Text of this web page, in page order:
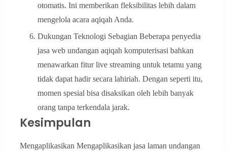
otomatis. Ini memberikan fleksibilitas lebih dalam
mengelola acara aqiqah Anda.
Dukungan Teknologi Sebagian Beberapa penyedia
jasa web undangan aqiqah komputerisasi bahkan
menawarkan fitur live streaming untuk tetamu yang
tidak dapat hadir secara lahiriah. Dengan seperti itu,
momen spesial bisa disaksikan oleh lebih banyak
orang tanpa terkendala jarak.
Kesimpulan
Mengaplikasikan Mengaplikasikan jasa laman undangan